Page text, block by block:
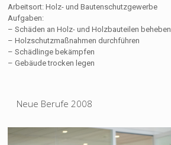
Arbeitsort: Holz- und Bautenschutzgewerbe
Aufgaben:
– Schäden an Holz- und Holzbauteilen beheben
– Holzschutzmaßnahmen durchführen
– Schädlinge bekämpfen
– Gebäude trocken legen
Neue Berufe 2008